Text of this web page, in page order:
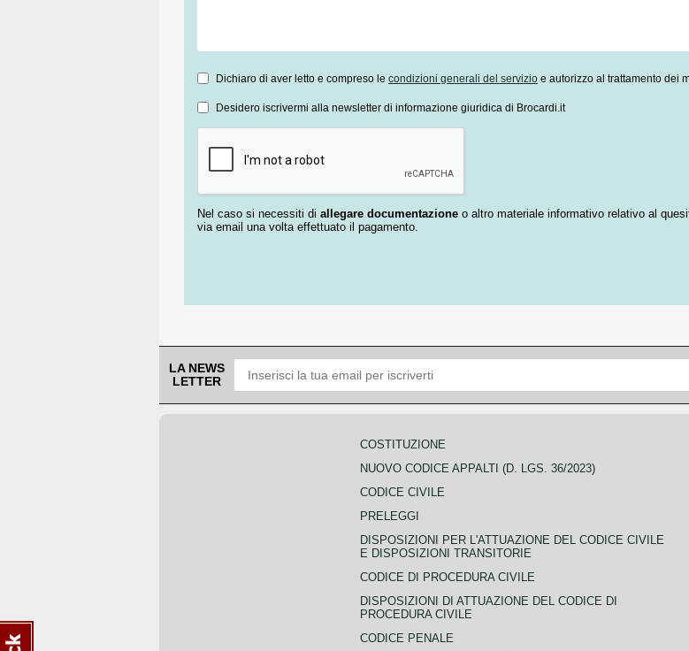
Dichiaro di aver letto e compreso le condizioni generali del servizio e autorizzo al trattamento dei
Desidero iscrivermi alla newsletter di informazione giuridica di Brocardi.it
Nel caso si necessiti di allegare documentazione o altro materiale informativo relativo al
via email una volta effettuato il pagamento.
LA NEWS
LETTER
COSTITUZIONE
NUOVO CODICE APPALTI (D. LGS. 36/2023)
CODICE CIVILE
PRELEGGI
DISPOSIZIONI PER L'ATTUAZIONE DEL CODICE CIVILE
E DISPOSIZIONI TRANSITORIE
CODICE DI PROCEDURA CIVILE
DISPOSIZIONI DI ATTUAZIONE DEL CODICE DI
PROCEDURA CIVILE
CODICE PENALE